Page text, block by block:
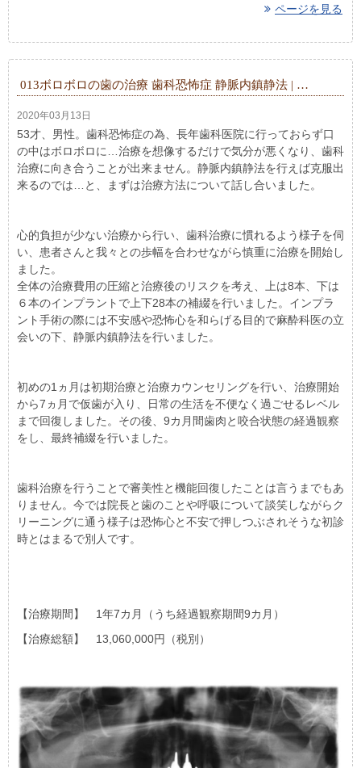
ページを見る
013ボロボロの歯の治療 歯科恐怖症 静脈内鎮静法 | …
2020年03月13日
53才、男性。歯科恐怖症の為、長年歯科医院に行っておらず口
の中はボロボロに…治療を想像するだけで気分が悪くなり、歯科
治療に向き合うことが出来ません。静脈内鎮静法を行えば克服出
来るのでは…と、まずは治療方法について話し合いました。
心的負担が少ない治療から行い、歯科治療に慣れるよう様子を伺
い、患者さんと我々との歩幅を合わせながら慎重に治療を開始し
ました。
全体の治療費用の圧縮と治療後のリスクを考え、上は8本、下は
６本のインプラントで上下28本の補綴を行いました。インプラ
ント手術の際には不安感や恐怖心を和らげる目的で麻酔科医の立
会いの下、静脈内鎮静法を行いました。
初めの1ヵ月は初期治療と治療カウンセリングを行い、治療開始
から7ヵ月で仮歯が入り、日常の生活を不便なく過ごせるレベル
まで回復しました。その後、9カ月間歯肉と咬合状態の経過観察
をし、最終補綴を行いました。
歯科治療を行うことで審美性と機能回復したことは言うまでもあ
りません。今では院長と歯のことや呼吸について談笑しながらク
リーニングに通う様子は恐怖心と不安で押しつぶされそうな初診
時とはまるで別人です。
【治療期間】 1年7カ月（うち経過観察期間9カ月）
【治療総額】 13,060,000円（税別）